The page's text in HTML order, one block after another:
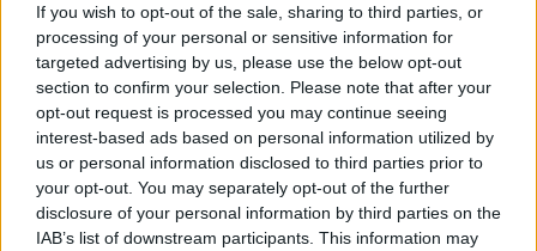
If you wish to opt-out of the sale, sharing to third parties, or
processing of your personal or sensitive information for
targeted advertising by us, please use the below opt-out
section to confirm your selection. Please note that after your
opt-out request is processed you may continue seeing
interest-based ads based on personal information utilized by
us or personal information disclosed to third parties prior to
your opt-out. You may separately opt-out of the further
disclosure of your personal information by third parties on the
IAB’s list of downstream participants. This information may
για Κάθετο Διάδρομο -
Στην «κόψη του
ξυραφιού»
προγράμματα της
ΔΥΠΑ
10-02-2026 16:42
ΕΛΤΑ: Τα 11 πρώτα
καταστήματα που
μετασχηματίζονται,
όλο το νέο πλάνο -
Aναλυτικός χάρτης